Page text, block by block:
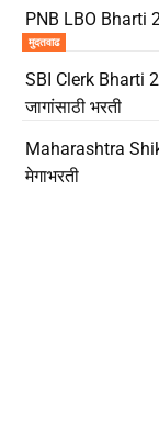
PNB LBO Bharti
मुदतवाढ
SBI Clerk Bharti
जागांसाठी भरती
Maharashtra
मेगाभरती